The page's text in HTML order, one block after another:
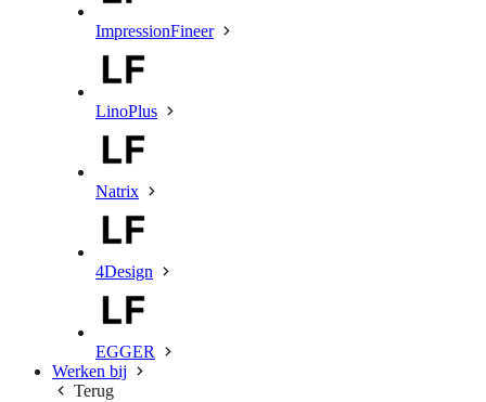
ImpressionFineer
LinoPlus
Natrix
4Design
EGGER
Werken bij
Terug